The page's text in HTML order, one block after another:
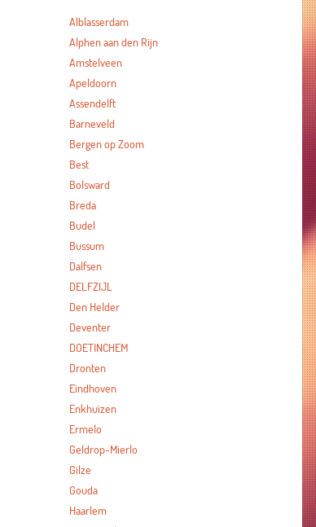
Alblasserdam
Alphen aan den Rijn
Amstelveen
Apeldoorn
Assendelft
Barneveld
Bergen op Zoom
Best
Bolsward
Breda
Budel
Bussum
Dalfsen
DELFZIJL
Den Helder
Deventer
DOETINCHEM
Dronten
Eindhoven
Enkhuizen
Ermelo
Geldrop-Mierlo
Gilze
Gouda
Haarlem